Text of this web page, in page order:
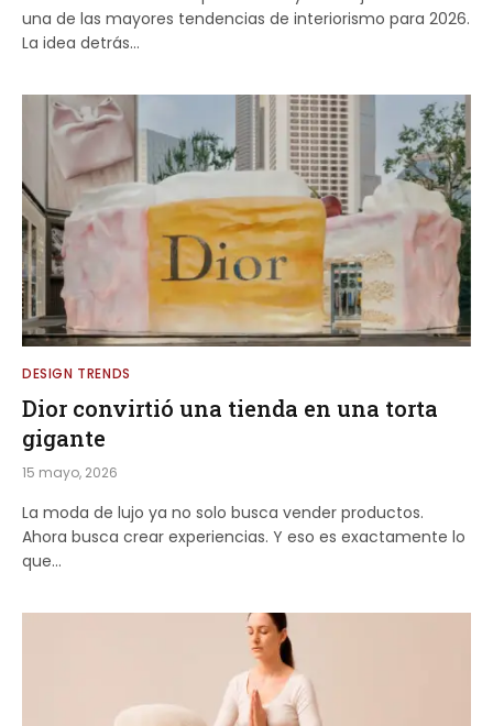
una de las mayores tendencias de interiorismo para 2026.
La idea detrás…
DESIGN TRENDS
Dior convirtió una tienda en una torta
gigante
15 mayo, 2026
La moda de lujo ya no solo busca vender productos.
Ahora busca crear experiencias. Y eso es exactamente lo
que…